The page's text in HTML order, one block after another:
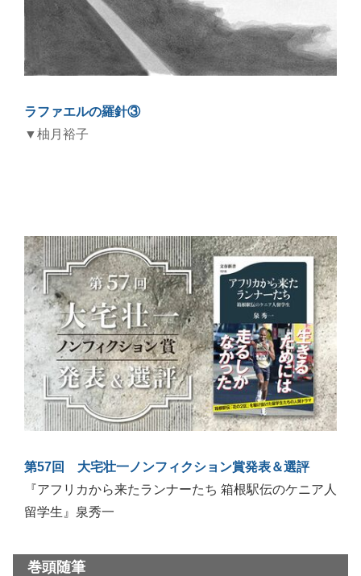
ラファエルの羅針③
▼柚月裕子
第57回 大宅壮一ノンフィクション賞発表＆選評
『アフリカから来たランナーたち 箱根駅伝のケニア人
留学生』泉秀一
巻頭随筆